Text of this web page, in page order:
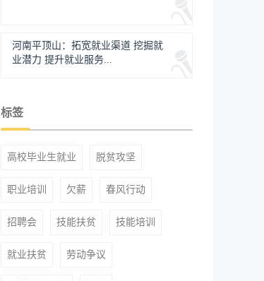
河南平顶山：拓宽就业渠道 挖掘就
业潜力 提升就业服务...
标签
高校毕业生就业 脱贫攻坚
职业培训 欠薪 春风行动
招聘会 技能扶贫 技能培训
就业扶贫 劳动争议